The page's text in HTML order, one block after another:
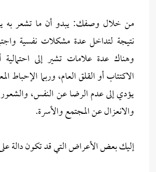
من خلال وصفك: يبدو أن ما تشعر به
نتيجة لتداخل عدة مشكلات نفسية
وهناك عدة علامات تشير إلى
الاكتئاب أو القلق العام، وربما الإحباط
يؤدي إلى عدم الرضا عن النفس، والشعور
والانعزال عن المجتمع والأسرة.
إليك بعض الأعراض التي قد تكون دالة